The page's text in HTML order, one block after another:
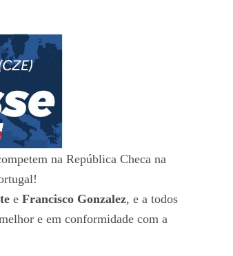
na República Checa na
e Francisco Gonzalez, e a todos
e em conformidade com a